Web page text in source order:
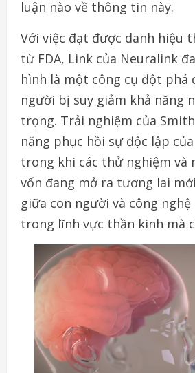
luận nào về thông tin này.
Với việc đạt được danh hiệu
từ FDA, Link của Neuralink
hình là một công cụ đột phá
người bị suy giảm khả năng
trọng. Trải nghiệm của
năng phục hồi sự độc lập
trong khi các thử nghiệm và
vốn đang mở ra tương lai
giữa con người và công
trong lĩnh vực thần kinh mà